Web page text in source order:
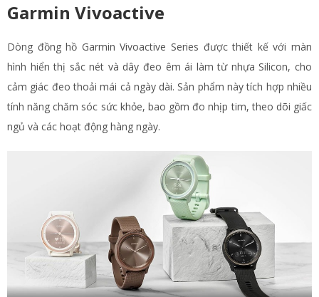
Garmin Vivoactive
Dòng đồng hồ Garmin Vivoactive Series được thiết kế với màn
hình hiển thị sắc nét và dây đeo êm ái làm từ nhựa Silicon, cho
cảm giác đeo thoải mái cả ngày dài. Sản phẩm này tích hợp nhiều
tính năng chăm sóc sức khỏe, bao gồm đo nhịp tim, theo dõi giấc
ngủ và các hoạt động hàng ngày.